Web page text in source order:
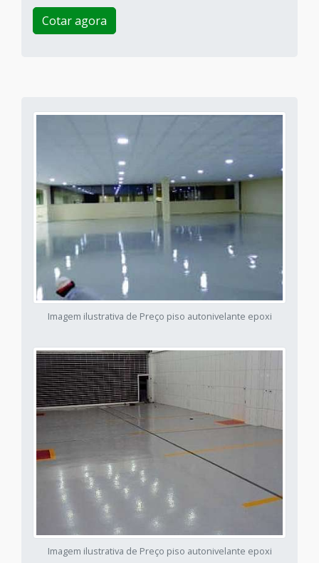
Cotar agora
Imagem ilustrativa de Preço piso autonivelante epoxi
Imagem ilustrativa de Preço piso autonivelante epoxi